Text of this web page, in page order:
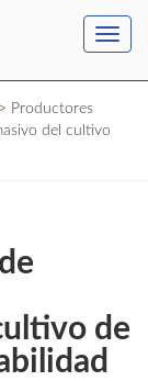
> Productores
del cultivo
de